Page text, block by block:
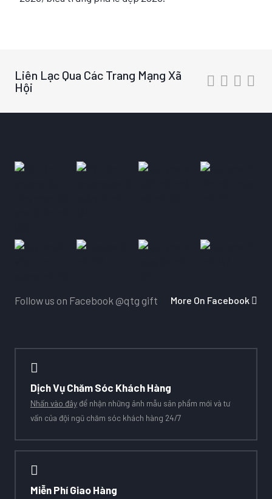
Liên Lạc Qua Các Trang Mạng Xã
Hội
Follow us on Facebook @qtg gift More On Facebook
Dịch Vụ Chăm Sóc Khách Hàng
Nhấn vào đây để nhận những ảnh mẫu sản phẩm mới và tư
vấn của đội ngũ chăm sóc khách hàng 24/7
Miễn Phí Giao Hàng